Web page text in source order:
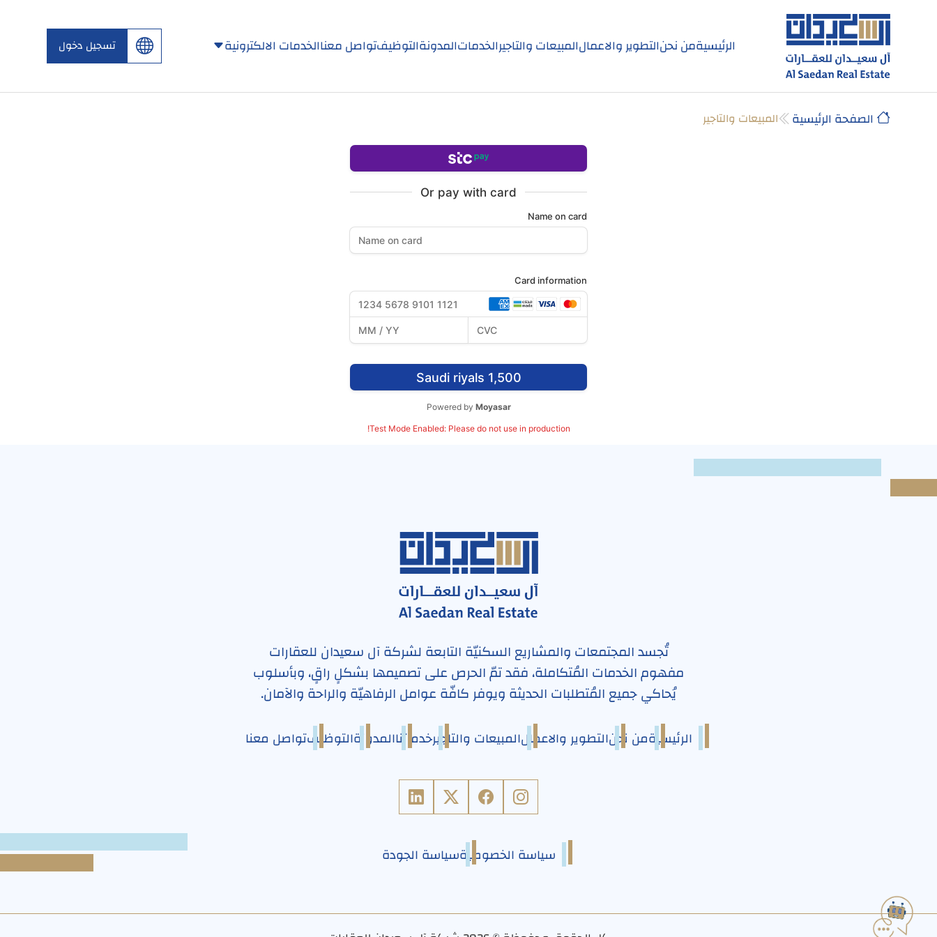
الرئيسيةمن نحنالتطوير والاعمالالمبيعات والتاجيرالخدماتالمدونةالتوظيفتواصل معناالخدمات الالكترونية تسجيل دخول
الصفحة الرئيسية المبيعات والتاجير
Or pay with card
Name on card
Card information
1,500 Saudi riyals
Powered by Moyasar
Test Mode Enabled: Please do not use in production!
تُجسد المجتمعات والمشاريع السكنيّة التابعة لشركة آل سعيدان للعقارات
مفهوم الخدمات المُتكاملة، فقد تمّ الحرص على تصميمها بشكلٍ راقٍ، وبأسلوب
يُحاكي جميع المُتطلبات الحديثة ويوفر كافّة عوامل الرفاهيّة والراحة والآمان.
الرئيسيةمن نحنالتطوير والاعمالالمبيعات والتاجيرخدماتناالمدونةالتوظيفتواصل معنا
سياسة الخصوصيةسياسة الجودة